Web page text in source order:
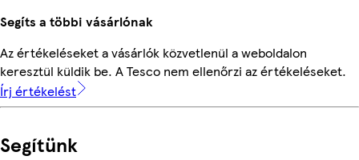
Segíts a többi vásárlónak
Az értékeléseket a vásárlók közvetlenül a weboldalon
keresztül küldik be. A Tesco nem ellenőrzi az értékeléseket.
Írj értékelést
Segítünk